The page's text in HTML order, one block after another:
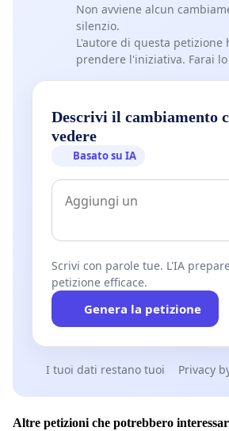
Non avviene alcun
silenzio.
L'autore di questa petizione
prendere l'iniziativa. Farai lo
Descrivi il cambiamento
vedere
Basato su IA
Scrivi con parole tue. L'IA
petizione efficace.
Genera la petizione
I tuoi dati restano tuoi Privacy
Altre petizioni che potrebbero